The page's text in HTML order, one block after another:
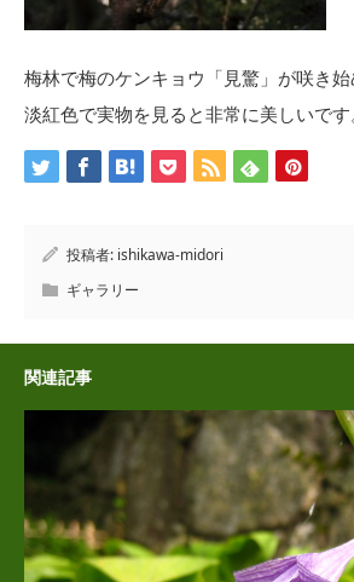
梅林で梅のケンキョウ「見驚」が咲き
淡紅色で実物を見ると非常に美しいです
投稿者: ishikawa-midori
ギャラリー
関連記事